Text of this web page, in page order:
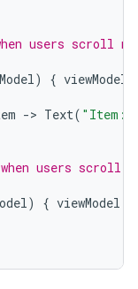
users scroll
) { viewModel
-> Text( "Item:
users scroll
) { viewModel